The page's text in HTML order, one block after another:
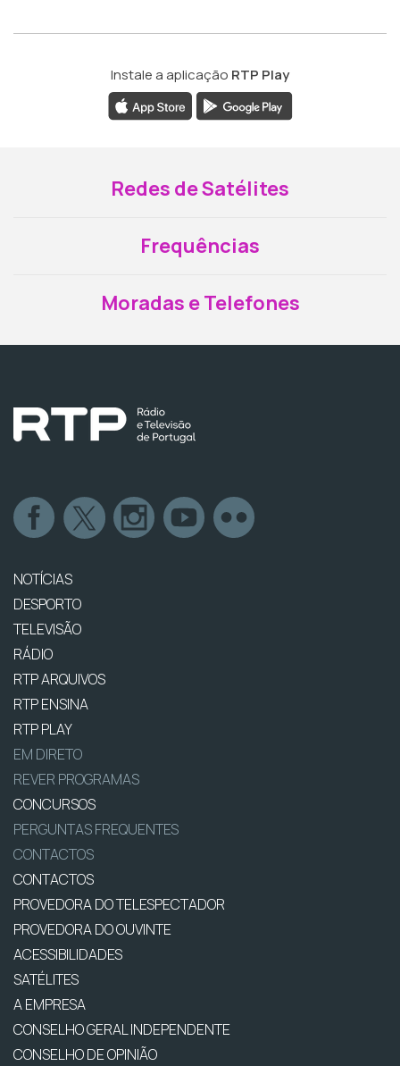
Instale a aplicação RTP Play
Redes de Satélites
Frequências
Moradas e Telefones
NOTÍCIAS
DESPORTO
TELEVISÃO
RÁDIO
RTP ARQUIVOS
RTP ENSINA
RTP PLAY
EM DIRETO
REVER PROGRAMAS
CONCURSOS
PERGUNTAS FREQUENTES
CONTACTOS
CONTACTOS
PROVEDORA DO TELESPECTADOR
PROVEDORA DO OUVINTE
ACESSIBILIDADES
SATÉLITES
A EMPRESA
CONSELHO GERAL INDEPENDENTE
CONSELHO DE OPINIÃO